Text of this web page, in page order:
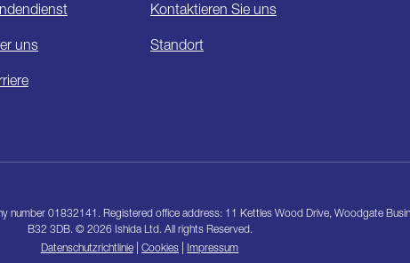
uns
Kontaktieren Sie uns
Standort
number 01832141. Registered office address: 11 Kettles Wood Drive, Woodgate
B32 3DB. © 2026 Ishida Ltd. All rights Reserved.
Datenschutzrichtlinie | Cookies | Impressum